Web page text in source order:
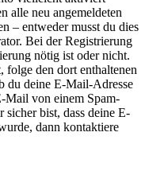
alle neu angemeldeten
– entweder musst du dies
Bei der Registrierung
nötig ist oder nicht.
folge den dort enthaltenen
du deine E-Mail-Adresse
Mail von einem Spam-
bist, dass deine E-
dann kontaktiere